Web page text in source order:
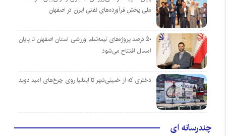
ملی پخش فرآورده‌های نفتی ایران در اصفهان
۵۰ درصد پروژه‌های نیمه‌تمام ورزشی استان اصفهان تا پایان
امسال افتتاح می‌شود
دختری که از خمینی‌شهر تا ایتالیا روی چرخ‌های امید دوید
چندرسانه ای